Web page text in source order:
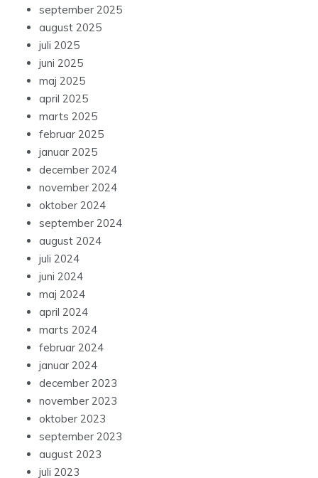
september 2025
august 2025
juli 2025
juni 2025
maj 2025
april 2025
marts 2025
februar 2025
januar 2025
december 2024
november 2024
oktober 2024
september 2024
august 2024
juli 2024
juni 2024
maj 2024
april 2024
marts 2024
februar 2024
januar 2024
december 2023
november 2023
oktober 2023
september 2023
august 2023
juli 2023